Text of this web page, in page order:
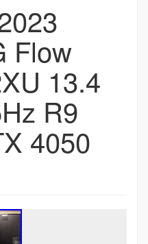
Flow
13.4
R9
4050